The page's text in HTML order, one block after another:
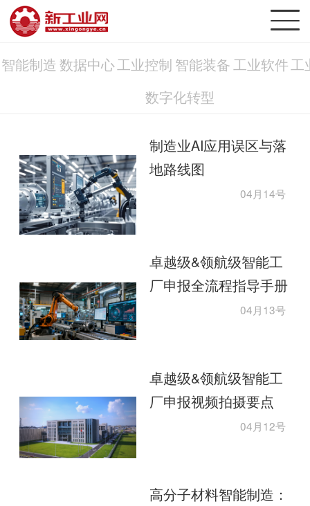
智能制造 数据中心工业控制 智能装备 工业软件 工
数字化转型
制造业AI应用误区与落
地路线图
04月14号
卓越级&领航级智能工
厂申报全流程指导手册
04月13号
卓越级&领航级智能工
厂申报视频拍摄要点
04月12号
高分子材料智能制造：